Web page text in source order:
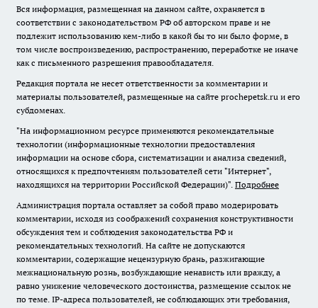
Вся информация, размещенная на данном сайте, охраняется в
соответствии с законодательством РФ об авторском праве и не
подлежит использованию кем-либо в какой бы то ни было форме, в
том числе воспроизведению, распространению, переработке не иначе
как с письменного разрешения правообладателя.
Редакция портала не несет ответственности за комментарии и
материалы пользователей, размещенные на сайте prochepetsk.ru и его
субдоменах.
"На информационном ресурсе применяются рекомендательные
технологии (информационные технологии предоставления
информации на основе сбора, систематизации и анализа сведений,
относящихся к предпочтениям пользователей сети "Интернет",
находящихся на территории Российской Федерации)". Подробнее
Администрация портала оставляет за собой право модерировать
комментарии, исходя из соображений сохранения конструктивности
обсуждения тем и соблюдения законодательства РФ и
рекомендательных технологий. На сайте не допускаются
комментарии, содержащие нецензурную брань, разжигающие
межнациональную рознь, возбуждающие ненависть или вражду, а
равно унижение человеческого достоинства, размещение ссылок не
по теме. IP-адреса пользователей, не соблюдающих эти требования,